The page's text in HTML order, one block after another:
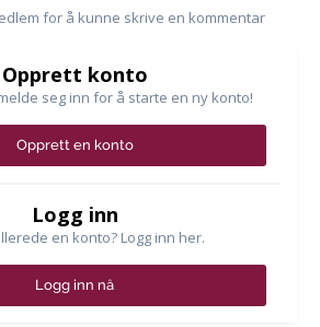
for å kunne skrive en kommentar
Opprett konto
seg inn for å starte en ny konto!
Opprett en konto
Logg inn
en konto? Logg inn her.
Logg inn nå